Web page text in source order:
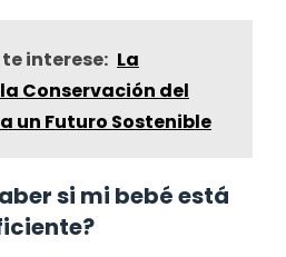
interese: La
Conservación del
un Futuro Sostenible
si mi bebé está